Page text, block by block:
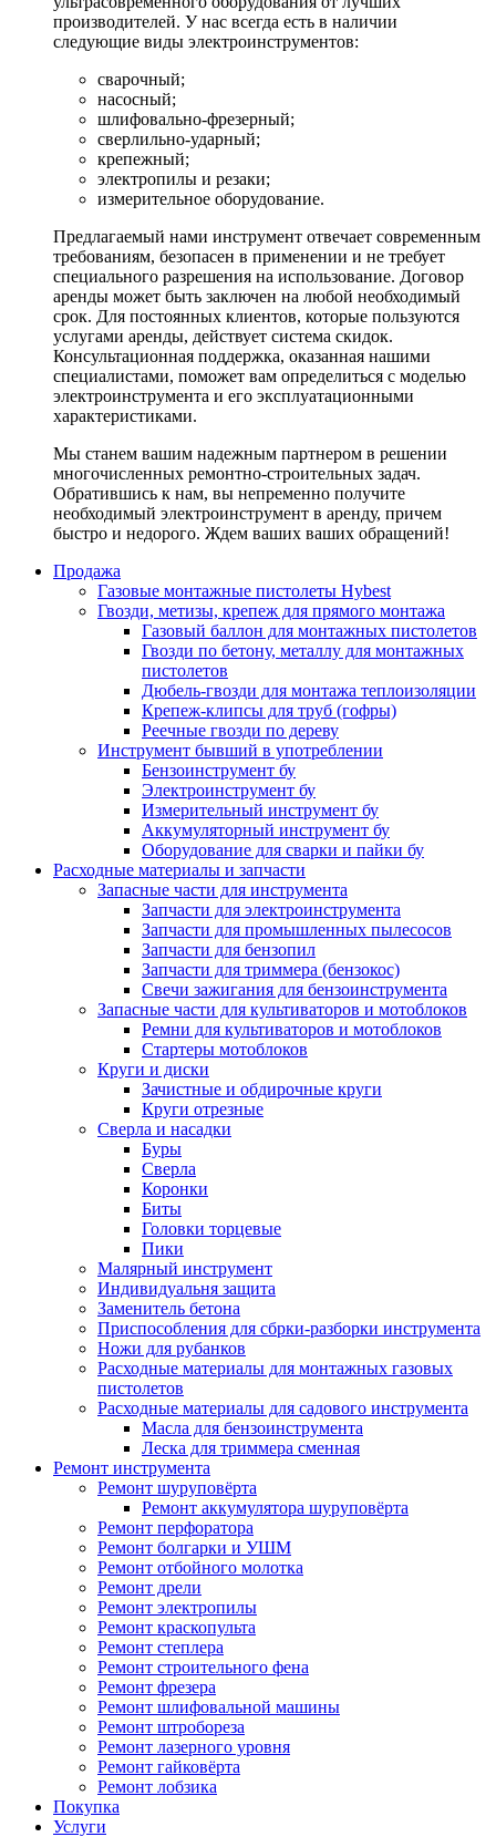
производителей. У нас всегда есть в наличии
следующие виды электроинструментов:
сварочный;
насосный;
шлифовально-фрезерный;
сверлильно-ударный;
крепежный;
электропилы и резаки;
измерительное оборудование.
Предлагаемый нами инструмент отвечает современным
требованиям, безопасен в применении и не требует
специального разрешения на использование. Договор
аренды может быть заключен на любой необходимый
срок. Для постоянных клиентов, которые пользуются
услугами аренды, действует система скидок.
Консультационная поддержка, оказанная нашими
специалистами, поможет вам определиться с моделью
электроинструмента и его эксплуатационными
характеристиками.
Мы станем вашим надежным партнером в решении
многочисленных ремонтно-строительных задач.
Обратившись к нам, вы непременно получите
необходимый электроинструмент в аренду, причем
быстро и недорого. Ждем ваших ваших обращений!
Продажа
Газовые монтажные пистолеты Hybest
Гвозди, метизы, крепеж для прямого монтажа
Газовый баллон для монтажных пистолетов
Гвозди по бетону, металлу для монтажных
пистолетов
Дюбель-гвозди для монтажа теплоизоляции
Крепеж-клипсы для труб (гофры)
Реечные гвозди по дереву
Инструмент бывший в употреблении
Бензоинструмент бу
Электроинструмент бу
Измерительный инструмент бу
Аккумуляторный инструмент бу
Оборудование для сварки и пайки бу
Расходные материалы и запчасти
Запасные части для инструмента
Запчасти для электроинструмента
Запчасти для промышленных пылесосов
Запчасти для бензопил
Запчасти для триммера (бензокос)
Свечи зажигания для бензоинструмента
Запасные части для культиваторов и мотоблоков
Ремни для культиваторов и мотоблоков
Стартеры мотоблоков
Круги и диски
Зачистные и обдирочные круги
Круги отрезные
Сверла и насадки
Буры
Сверла
Коронки
Биты
Головки торцевые
Пики
Малярный инструмент
Индивидуальня защита
Заменитель бетона
Приспособления для сбрки-разборки инструмента
Ножи для рубанков
Расходные материалы для монтажных газовых
пистолетов
Расходные материалы для садового инструмента
Масла для бензоинструмента
Леска для триммера сменная
Ремонт инструмента
Ремонт шуруповёрта
Ремонт аккумулятора шуруповёрта
Ремонт перфоратора
Ремонт болгарки и УШМ
Ремонт отбойного молотка
Ремонт дрели
Ремонт электропилы
Ремонт краскопульта
Ремонт степлера
Ремонт строительного фена
Ремонт фрезера
Ремонт шлифовальной машины
Ремонт штробореза
Ремонт лазерного уровня
Ремонт гайковёрта
Ремонт лобзика
Покупка
Услуги